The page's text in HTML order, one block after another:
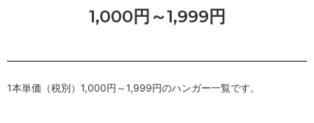
1,000円～1,999円
1本単価（税別）1,000円～1,999円のハンガー一覧です。